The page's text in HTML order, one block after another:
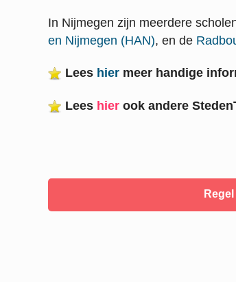
In Nijmegen zijn meerdere
en Nijmegen (HAN), en de
Lees hier meer handige
Lees hier ook andere